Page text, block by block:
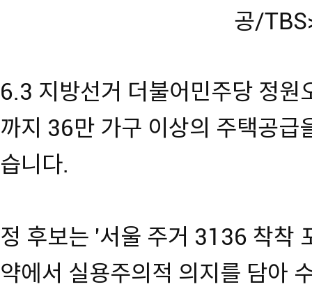
공/
6.3 지방선거 더불어민주당 정
까지 36만 가구 이상의 주택공급
습니다.
정 후보는 '서울 주거 3136 착착
약에서 실용주의적 의지를 담아